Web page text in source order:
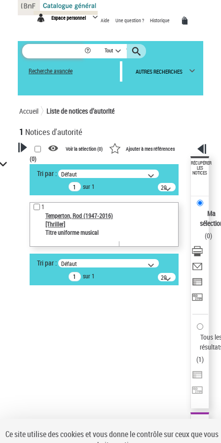
Espace personnel Aide Une question ? Historique
Tout
Recherche avancée AUTRES RECHERCHES
Accueil Liste de notices d’autorité
1 Notices d'autorité
VOTRE RECHERCHE
Recherche avancée dans les
notices d’autorité
Œuvres liées à l'auteur :
Temperton, Rod (1947-2016)
Auteur d’œuvre
Type de notice d'autorité
Titre uniforme musical
Statut de la notice d’autorité
Voir la sélection (0) Ajouter à mes références
(0)
Tri par : Défaut
sur 1
20
résultats/page
1
Temperton, Rod (1947-2016)
[Thriller]
Titre uniforme musical
Tri par : Défaut
sur 1
20
résultats/page
RÉCUPÉRER
LES
NOTICES
Ma
(0)
Tous
(1)
Panneau de gestion des cookies
Ce site utilise des cookies et vous donne le contrôle sur ceux que vous